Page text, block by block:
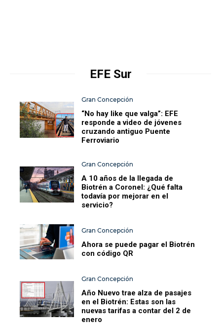
EFE Sur
Gran Concepción
“No hay like que valga”: EFE
responde a video de jóvenes
cruzando antiguo Puente
Ferroviario
Gran Concepción
A 10 años de la llegada de
Biotrén a Coronel: ¿Qué falta
todavía por mejorar en el
servicio?
Gran Concepción
Ahora se puede pagar el Biotrén
con código QR
Gran Concepción
Año Nuevo trae alza de pasajes
en el Biotrén: Estas son las
nuevas tarifas a contar del 2 de
enero